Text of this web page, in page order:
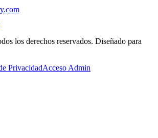
los derechos reservados. Diseñado para
PrivacidadAcceso Admin